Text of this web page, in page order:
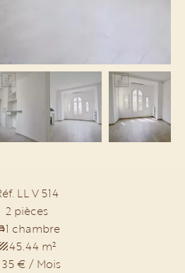
LL V 514
2 pièces
1 chambre
45.44 m²
€ / Mois